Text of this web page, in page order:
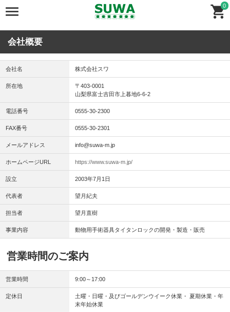
0
会社概要
会社名 株式会社スワ
所在地
〒403-0001
山梨県富士吉田市上暮地6-6-2
電話番号 0555-30-2300
FAX番号 0555-30-2301
メールアドレス info@suwa-m.jp
ホームページURL https://www.suwa-m.jp/
設立 2003年7月1日
代表者 望月紀夫
担当者 望月直樹
事業内容 動物用手術器具タイタンロックの開発・製造・販売
営業時間のご案内
営業時間 9:00～17:00
定休日
土曜・日曜・及びゴールデンウイーク休業・ 夏期休業・年
末年始休業